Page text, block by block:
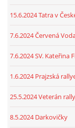
15.6.2024 Tatra v
7.6.2024 Červená
7.6.2024 SV. Kateřina
1.6.2024 Prajzská
25.5.2024 Veterán
8.5.2024 Darkovičky